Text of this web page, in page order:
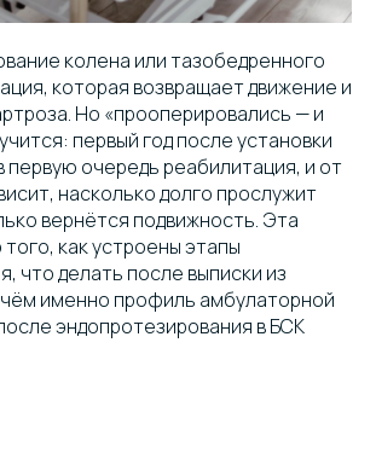
колена или тазобедренного
которая возвращает движение и
Но «прооперировались — и
первый год после установки
первую очередь реабилитация, и от
насколько долго прослужит
вернётся подвижность. Эта
как устроены этапы
что делать после выписки из
чём именно профиль амбулаторной
эндопротезирования в БСК